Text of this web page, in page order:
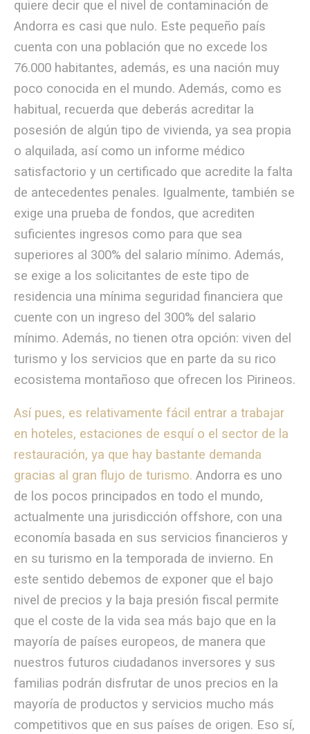
quiere decir que el nivel de contaminación de
Andorra es casi que nulo. Este pequeño país
cuenta con una población que no excede los
76.000 habitantes, además, es una nación muy
poco conocida en el mundo. Además, como es
habitual, recuerda que deberás acreditar la
posesión de algún tipo de vivienda, ya sea propia
o alquilada, así como un informe médico
satisfactorio y un certificado que acredite la falta
de antecedentes penales. Igualmente, también se
exige una prueba de fondos, que acrediten
suficientes ingresos como para que sea
superiores al 300% del salario mínimo. Además,
se exige a los solicitantes de este tipo de
residencia una mínima seguridad financiera que
cuente con un ingreso del 300% del salario
mínimo. Además, no tienen otra opción: viven del
turismo y los servicios que en parte da su rico
ecosistema montañoso que ofrecen los Pirineos.
Así pues, es relativamente fácil entrar a trabajar
en hoteles, estaciones de esquí o el sector de la
restauración, ya que hay bastante demanda
gracias al gran flujo de turismo. Andorra es uno
de los pocos principados en todo el mundo,
actualmente una jurisdicción offshore, con una
economía basada en sus servicios financieros y
en su turismo en la temporada de invierno. En
este sentido debemos de exponer que el bajo
nivel de precios y la baja presión fiscal permite
que el coste de la vida sea más bajo que en la
mayoría de países europeos, de manera que
nuestros futuros ciudadanos inversores y sus
familias podrán disfrutar de unos precios en la
mayoría de productos y servicios mucho más
competitivos que en sus países de origen. Eso sí,